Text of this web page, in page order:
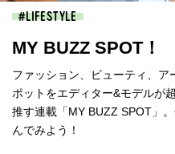
LIFESTYLE
MY BUZZ SPOT！
ファッション、ビューティ、ア
ポットをエディター&モデルが
推す連載「MY BUZZ SPOT」
んでみよう！